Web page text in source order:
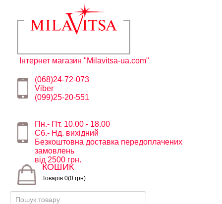
Інтернет магазин "Milavitsa-ua.com"
(068)24-72-073
Viber
(099)25-20-551
Пн.- Пт. 10.00 - 18.00
Сб.- Нд. вихідний
Безкоштовна доставка передоплачених
замовлень
від 2500 грн.
КОШИК
Товарів 0(0 грн)